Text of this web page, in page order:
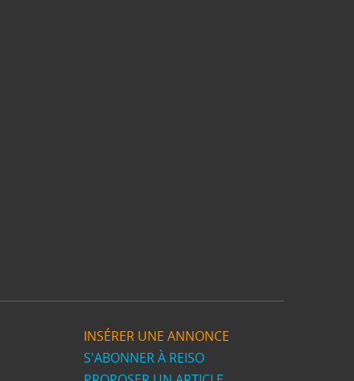
INSÉRER UNE ANNONCE
S'ABONNER À REISO